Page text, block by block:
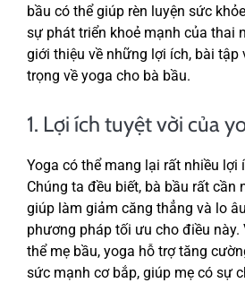
bầu có thể giúp rèn luyện sức
sự phát triển khoẻ mạnh của thai
giới thiệu về những lợi ích, bài tập
trọng về yoga cho bà bầu.
1. Lợi ích tuyệt vời của
Yoga có thể mang lại rất nhiều lợi
Chúng ta đều biết, bà bầu rất cần
giúp làm giảm căng thẳng và lo
phương pháp tối ưu cho điều này.
thể mẹ bầu, yoga hỗ trợ tăng
sức mạnh cơ bắp, giúp mẹ có sự